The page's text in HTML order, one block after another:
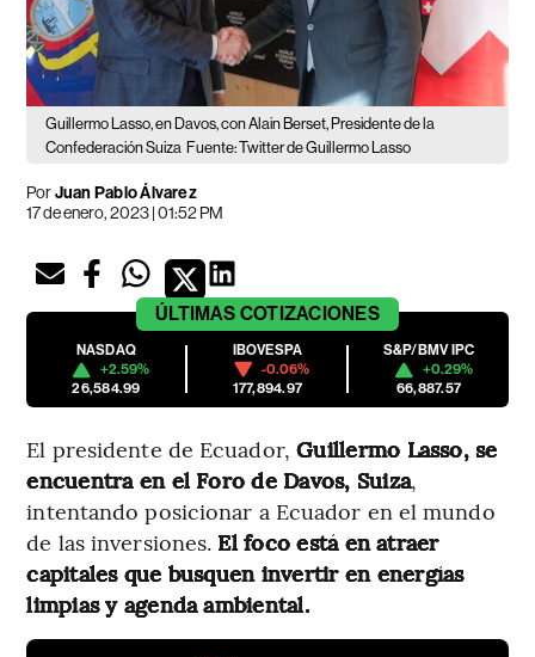
Guillermo Lasso, en Davos, con Alain Berset, Presidente de la
Confederación Suiza Fuente: Twitter de Guillermo Lasso
PorJuan Pablo Álvarez
17 de enero, 2023 | 01:52 PM
ÚLTIMAS COTIZACIONES
NASDAQ
+2.59%
26,584.99
IBOVESPA
-0.06%
177,894.97
S&P/BMV IPC
+0.29%
66,887.57
El presidente de Ecuador, Guillermo Lasso, se
encuentra en el Foro de Davos, Suiza,
intentando posicionar a Ecuador en el mundo
de las inversiones. El foco está en atraer
capitales que busquen invertir en energías
limpias y agenda ambiental.